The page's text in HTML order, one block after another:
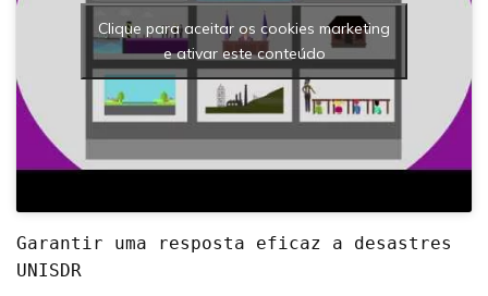
Clique para aceitar os cookies marketing
e ativar este conteúdo
Garantir uma resposta eficaz a desastres
UNISDR